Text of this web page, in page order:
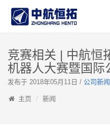
竞赛相关 | 中航恒
机器人大赛暨国际
发布于 2018年05月11日 / 公司新闻
主页 新闻